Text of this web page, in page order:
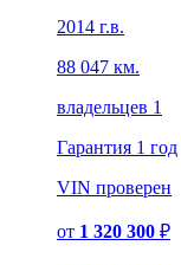
2014 г.в.
88 047 км.
владельцев 1
Гарантия 1 год
VIN проверен
от 1 320 300 ₽